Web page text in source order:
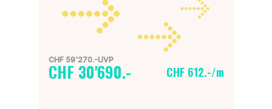
CHF 59'270.-UVP
CHF 30'690.- CHF 612.-/m